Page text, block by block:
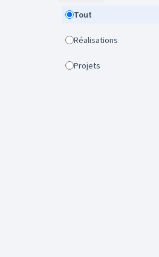
Tout
Réalisations
Projets